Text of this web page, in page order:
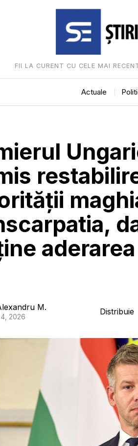
FII LA CURENT CU CELE MAI
Actuale
M.
2026
Distribuie